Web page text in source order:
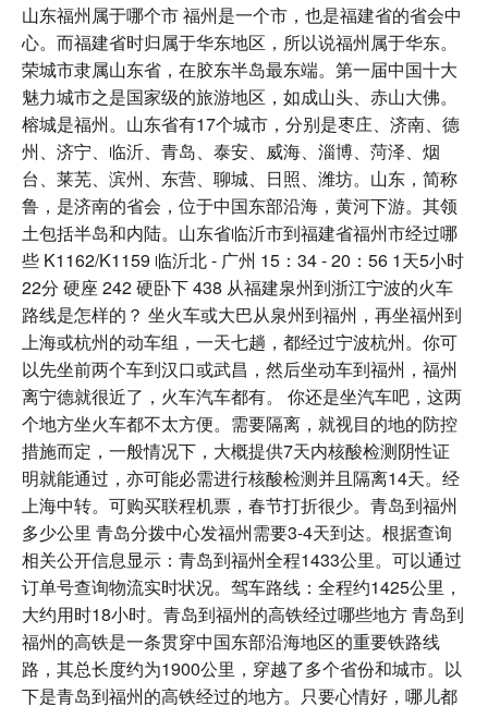
山东福州属于哪个市 福州是一个市，也是福建省的省会中
心。而福建省时归属于华东地区，所以说福州属于华东。
荣城市隶属山东省，在胶东半岛最东端。第一届中国十大
魅力城市之是国家级的旅游地区，如成山头、赤山大佛。
榕城是福州。山东省有17个城市，分别是枣庄、济南、德
州、济宁、临沂、青岛、泰安、威海、淄博、菏泽、烟
台、莱芜、滨州、东营、聊城、日照、潍坊。山东，简称
鲁，是济南的省会，位于中国东部沿海，黄河下游。其领
土包括半岛和内陆。山东省临沂市到福建省福州市经过哪
些 K1162/K1159 临沂北 - 广州 15：34 - 20：56 1天5小时
22分 硬座 242 硬卧下 438 从福建泉州到浙江宁波的火车
路线是怎样的？ 坐火车或大巴从泉州到福州，再坐福州到
上海或杭州的动车组，一天七趟，都经过宁波杭州。你可
以先坐前两个车到汉口或武昌，然后坐动车到福州，福州
离宁德就很近了，火车汽车都有。 你还是坐汽车吧，这两
个地方坐火车都不太方便。需要隔离，就视目的地的防控
措施而定，一般情况下，大概提供7天内核酸检测阴性证
明就能通过，亦可能必需进行核酸检测并且隔离14天。经
上海中转。可购买联程机票，春节打折很少。青岛到福州
多少公里 青岛分拨中心发福州需要3-4天到达。根据查询
相关公开信息显示：青岛到福州全程1433公里。可以通过
订单号查询物流实时状况。驾车路线：全程约1425公里，
大约用时18小时。青岛到福州的高铁经过哪些地方 青岛到
福州的高铁是一条贯穿中国东部沿海地区的重要铁路线
路，其总长度约为1900公里，穿越了多个省份和城市。以
下是青岛到福州的高铁经过的地方。只要心情好，哪儿都